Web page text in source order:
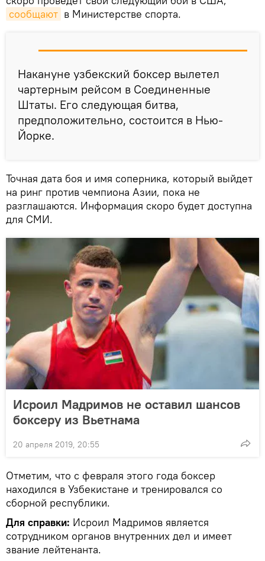
сообщают в Министерстве спорта.
Накануне узбекский боксер вылетел
чартерным рейсом в Соединенные
Штаты. Его следующая битва,
предположительно, состоится в Нью-
Йорке.
Точная дата боя и имя соперника, который выйдет
на ринг против чемпиона Азии, пока не
разглашаются. Информация скоро будет доступна
для СМИ.
Исроил Мадримов не оставил шансов
боксеру из Вьетнама
20 апреля 2019, 20:55
Отметим, что с февраля этого года боксер
находился в Узбекистане и тренировался со
сборной республики.
Для справки: Исроил Мадримов является
сотрудником органов внутренних дел и имеет
звание лейтенанта.